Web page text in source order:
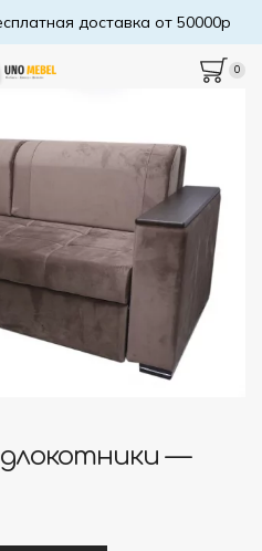
от 50000р В Каталог
0
—